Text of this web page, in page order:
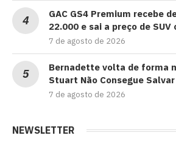
GAC GS4 Premium recebe
22.000 e sai a preço de
7 de agosto de 2026
Bernadette volta de forma
Stuart Não Consegue
7 de agosto de 2026
NEWSLETTER